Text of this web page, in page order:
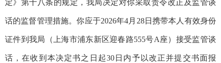
定》第十八条的规定，我局决定对你采取责令改正及监管谈
话的监督管理措施。你应于2026年4月 28日携带本人有效身份
证件到我局（上海市浦东新区迎春路555号A座）接受监管谈
话，在收到本决定书之日起30日内予以改正并提交书面报